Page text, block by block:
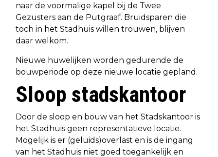
naar de voormalige kapel bij de Twee
Gezusters aan de Putgraaf. Bruidsparen die
toch in het Stadhuis willen trouwen, blijven
daar welkom.
Nieuwe huwelijken worden gedurende de
bouwperiode op deze nieuwe locatie gepland.
Sloop stadskantoor
Door de sloop en bouw van het Stadskantoor is
het Stadhuis geen representatieve locatie.
Mogelijk is er (geluids)overlast en is de ingang
van het Stadhuis niet goed toegankelijk en